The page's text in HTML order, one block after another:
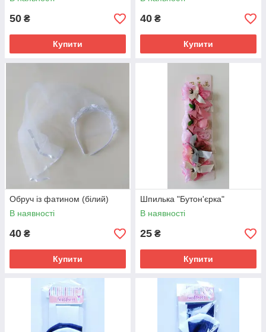
50 ₴
Купити
40 ₴
Купити
Обруч із фатином (білий)
В наявності
40 ₴
Купити
Шпилька "Бутон'єрка"
В наявності
25 ₴
Купити